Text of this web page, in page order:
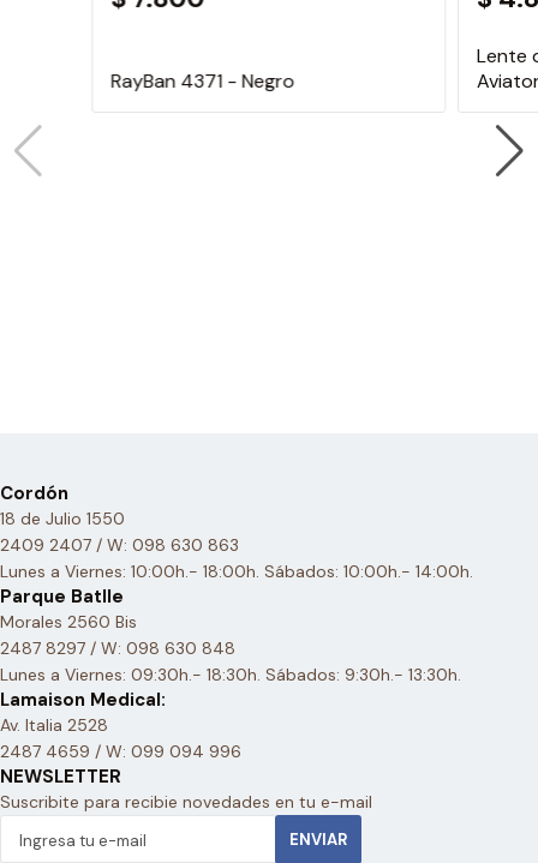
RayBan 4371 - Negro
Lente
Cordón
18 de Julio 1550
2409 2407 / W: 098 630 863
Lunes a Viernes: 10:00h.- 18:00h. Sábados: 10:00h.- 14:00h.
Parque Batlle
Morales 2560 Bis
2487 8297 / W: 098 630 848
Lunes a Viernes: 09:30h.- 18:30h. Sábados: 9:30h.- 13:30h.
Lamaison Medical:
Av. Italia 2528
2487 4659 / W: 099 094 996
NEWSLETTER
Suscribite para recibie novedades en tu e-mail
ENVIAR